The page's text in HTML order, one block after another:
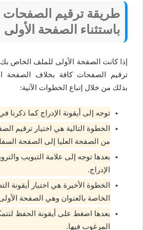
طريقة ترقيم الصفحات
باستثناء الصفحة الأولى
إذا كانت الصفحة الأولى للملف الخاص
ترقيم الصفحات كافة بخلاف الصفحة
بذلك من خلال إتباع الخطوات الآتية:
توجه إلى أيقونة الإدراج كما ذكرنا
الخطوة التالية هي اختيار ترقيم
من الصفحة العليا إلى الصفحة
بعدها توجه إلى علامة التبويب
الإدراج.
الخطوة الأخيرة هي اختيار أيقونة
الخاصة بالعنوان وهي الصفحة
بعدها اضغط على أيقونة الحفظ
المرغوب فيها.